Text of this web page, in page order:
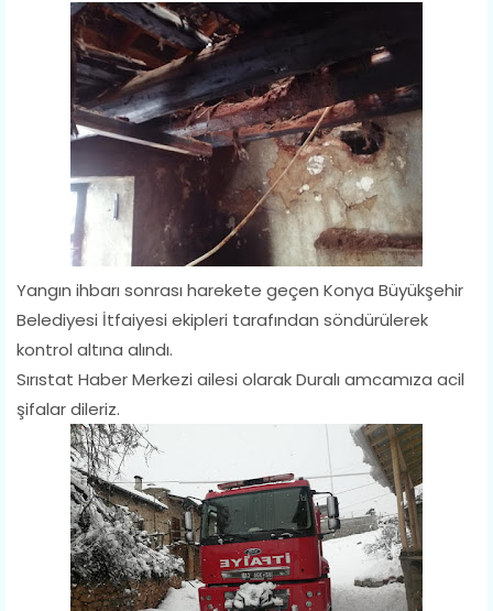
Yangın ihbarı sonrası harekete geçen Konya Büyükşehir
Belediyesi İtfaiyesi ekipleri tarafından söndürülerek
kontrol altına alındı.
Sırıstat Haber Merkezi ailesi olarak Duralı amcamıza acil
şifalar dileriz.